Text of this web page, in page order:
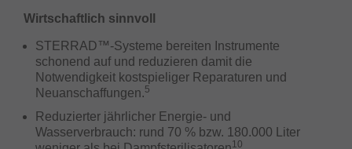
Wirtschaftlich sinnvoll
STERRAD™-Systeme bereiten Instrumente
schonend auf und reduzieren damit die
Notwendigkeit kostspieliger Reparaturen und
Neuanschaffungen.5
Reduzierter jährlicher Energie- und
Wasserverbrauch: rund 70 % bzw. 180.000 Liter
10